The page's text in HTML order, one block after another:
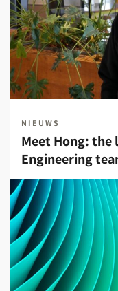
NIEUWS
Meet Hong:
Engineering